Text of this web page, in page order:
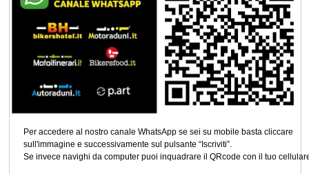
Per accedere al nostro canale WhatsApp se sei su mobile basta cliccare
sull'immagine e successivamente sul pulsante “Iscriviti”.
Se invece navighi da computer puoi inquadrare il QRcode con il tuo